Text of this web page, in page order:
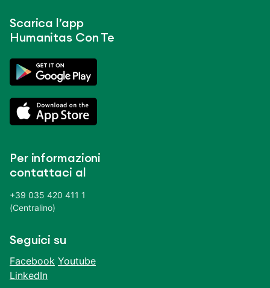
Scarica l’app
Humanitas Con Te
Per informazioni
contattaci al
+39 035 420 411 1
(Centralino)
Seguici su
Facebook Youtube
LinkedIn